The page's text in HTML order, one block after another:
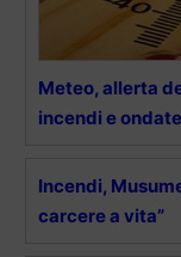
Meteo, allerta
incendi e
Incendi,
carcere a vita”